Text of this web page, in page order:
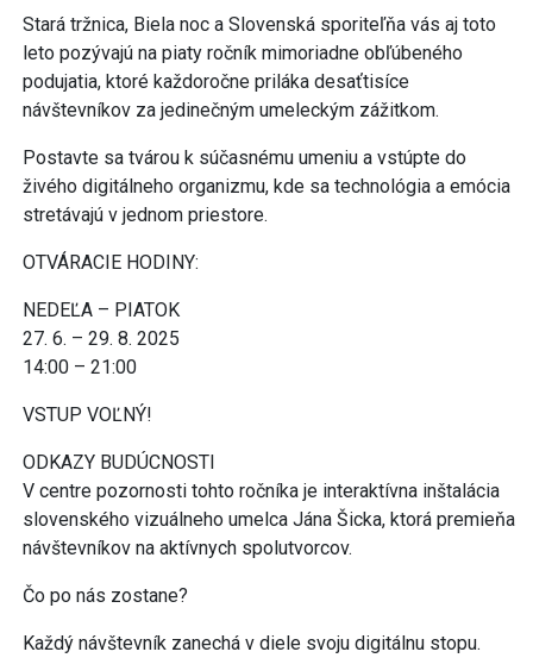
Stará tržnica, Biela noc a Slovenská sporiteľňa vás aj toto
leto pozývajú na piaty ročník mimoriadne obľúbeného
podujatia, ktoré každoročne priláka desaťtisíce
návštevníkov za jedinečným umeleckým zážitkom.
Postavte sa tvárou k súčasnému umeniu a vstúpte do
živého digitálneho organizmu, kde sa technológia a emócia
stretávajú v jednom priestore.
OTVÁRACIE HODINY:
NEDEĽA – PIATOK
27. 6. – 29. 8. 2025
14:00 – 21:00
VSTUP VOĽNÝ!
ODKAZY BUDÚCNOSTI
V centre pozornosti tohto ročníka je interaktívna inštalácia
slovenského vizuálneho umelca Jána Šicka, ktorá premieňa
návštevníkov na aktívnych spolutvorcov.
Čo po nás zostane?
Každý návštevník zanechá v diele svoju digitálnu stopu.